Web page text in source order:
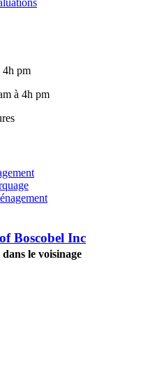
4h pm
à 4h pm
Boscobel Inc
le voisinage